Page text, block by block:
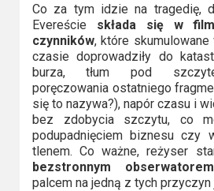
Co za tym idzie na tragedię,
Evereście składa się w
czynników, które
czasie doprowadziły do
burza, tłum pod
poręczowania ostatniego
się to nazywa?), napór czasu i
bez zdobycia szczytu, co
podupadnięciem biznesu czy
tlenem. Co ważne, reżyser
bezstronnym obserwatorem
palcem na jedną z tych przyczyn